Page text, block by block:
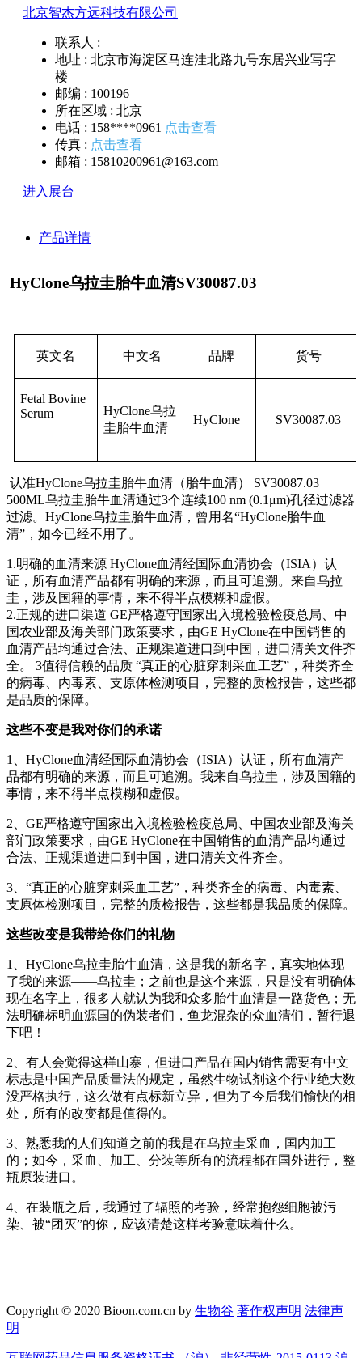
北京智杰方远科技有限公司
联系人 :
地址 : 北京市海淀区马连洼北路九号东居兴业写字
楼
邮编 : 100196
所在区域 : 北京
电话 : 158****0961 点击查看
传真 : 点击查看
邮箱 : 15810200961@163.com
进入展台
产品详情
HyClone乌拉圭胎牛血清SV30087.03
英文名 中文名 品牌 货号
Fetal Bovine
Serum
HyClone乌拉
圭胎牛血清
HyClone SV30087.03
认准HyClone乌拉圭胎牛血清（胎牛血清） SV30087.03
500ML乌拉圭胎牛血清通过3个连续100 nm (0.1μm)孔径过滤器
过滤。 HyClone乌拉圭胎牛血清，曾用名“HyClone胎牛血
清”，如今已经不用了。
1.明确的血清来源 HyClone血清经国际血清协会（ISIA）认
证，所有血清产品都有明确的来源，而且可追溯。来自乌拉
圭，涉及国籍的事情，来不得半点模糊和虚假。
2.正规的进口渠道 GE严格遵守国家出入境检验检疫总局、中
国农业部及海关部门政策要求，由GE HyClone在中国销售的
血清产品均通过合法、正规渠道进口到中国，进口清关文件齐
全。 3值得信赖的品质 “真正的心脏穿刺采血工艺”，种类齐全
的病毒、内毒素、支原体检测项目，完整的质检报告，这些都
是品质的保障。
这些不变是我对你们的承诺
1、HyClone血清经国际血清协会（ISIA）认证，所有血清产
品都有明确的来源，而且可追溯。我来自乌拉圭，涉及国籍的
事情，来不得半点模糊和虚假。
2、GE严格遵守国家出入境检验检疫总局、中国农业部及海关
部门政策要求，由GE HyClone在中国销售的血清产品均通过
合法、正规渠道进口到中国，进口清关文件齐全。
3、“真正的心脏穿刺采血工艺”，种类齐全的病毒、内毒素、
支原体检测项目，完整的质检报告，这些都是我品质的保障。
这些改变是我带给你们的礼物
1、HyClone乌拉圭胎牛血清，这是我的新名字，真实地体现
了我的来源——乌拉圭；之前也是这个来源，只是没有明确体
现在名字上，很多人就认为我和众多胎牛血清是一路货色；无
法明确标明血源国的伪装者们，鱼龙混杂的众血清们，暂行退
下吧！
2、有人会觉得这样山寨，但进口产品在国内销售需要有中文
标志是中国产品质量法的规定，虽然生物试剂这个行业绝大数
没严格执行，这么做有点标新立异，但为了今后我们愉快的相
处，所有的改变都是值得的。
3、熟悉我的人们知道之前的我是在乌拉圭采血，国内加工
的；如今，采血、加工、分装等所有的流程都在国外进行，整
瓶原装进口。
4、在装瓶之后，我通过了辐照的考验，经常抱怨细胞被污
染、被“团灭”的你，应该清楚这样考验意味着什么。
Copyright © 2020 Bioon.com.cn by 生物谷 著作权声明 法律声
明